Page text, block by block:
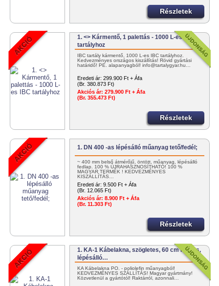
Részletek
1. <> Kármentő, 1 palettás - 1000 L-es IBC
tartályhoz
IBC tartály kármentő, 1000 L-es IBC tartályhoz.
Kedvezményes országos kiszállítás! Rövid gyártási
határidő! PE. alapanyagból! info@tartalygyar.hu…
Eredeti ár: 299.900 Ft + Áfa
(Br. 380.873 Ft)
Akciós ár: 279.900 Ft + Áfa
(Br. 355.473 Ft)
Részletek
1. DN 400 -as lépésálló műanyag tető/fedél;
~ 400 mm belső átmérőjű, öntött, műanyag, lépésálló
fedlap. 100 % ÚJRAHASZNOSÍTHATÓ! 100 %
MAGYAR TERMÉK ! KEDVEZMÉNYES
KISZÁLLÍTÁS…
Eredeti ár: 9.500 Ft + Áfa
(Br. 12.065 Ft)
Akciós ár: 8.900 Ft + Áfa
(Br. 11.303 Ft)
Részletek
1. KA-1 Kábelakna, szögletes, 60 cm magas,
lépésálló…
KA Kábelakna PO. - poliolefin műanyagból!
KEDVEZMÉNYES SZÁLLÍTÁS! Magyar gyártmány!
Közvetlenül a gyártótól! Raktárról, azonnali…